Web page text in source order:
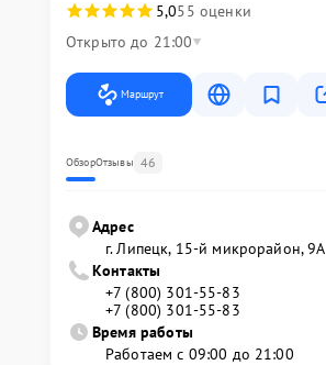
5,055 оценки
Открыто до 21:00
Маршрут
ОбзорОтзывы 46
Адрес
г. Липецк, 15-й микрорайон, 9А
Контакты
+7 (800) 301-55-83
+7 (800) 301-55-83
Время работы
Работаем с 09:00 до 21:00